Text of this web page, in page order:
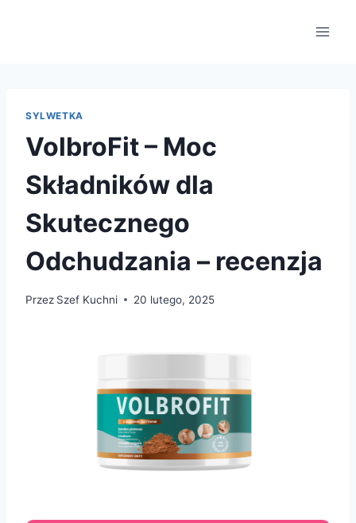
SYLWETKA
VolbroFit – Moc
Składników dla
Skutecznego
Odchudzania – recenzja
Przez Szef Kuchni 20 lutego, 2025